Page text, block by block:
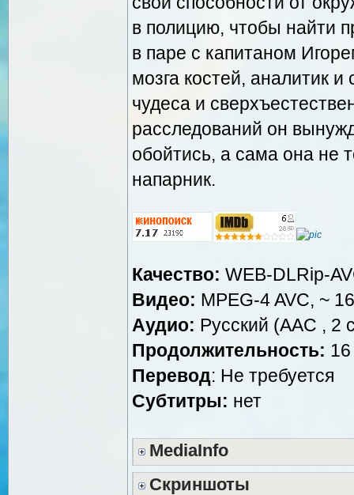
в полицию, чтобы найти
в паре с капитаном
мозга костей, аналитик и
чудеса и
расследований он
обойтись, а сама она не
напарник.
Качество: WEB-DLRip-
Видео: MPEG-4 AVC, ~
Аудио: Русский (AAC , 2
Продолжительность:
Перевод: Не требуется
Субтитры: нет
MediaInfo
Скриншоты